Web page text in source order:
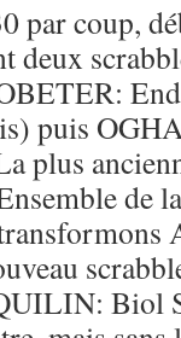
par coup,
deux
puis
plus
de
Biol